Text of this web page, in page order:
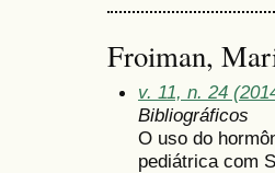
Froiman,
v. 11, n. 24
Bibliográficos
O uso do
pediátrica com